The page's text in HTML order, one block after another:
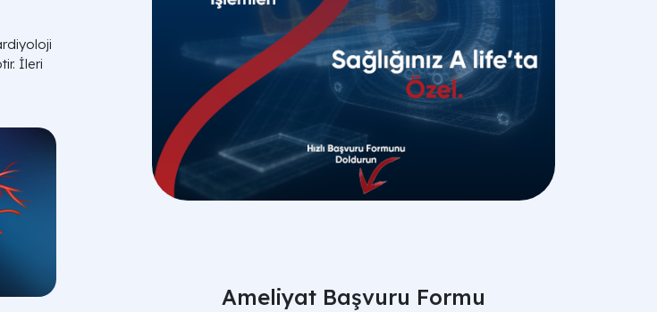
İleri
Ameliyat Başvuru Formu